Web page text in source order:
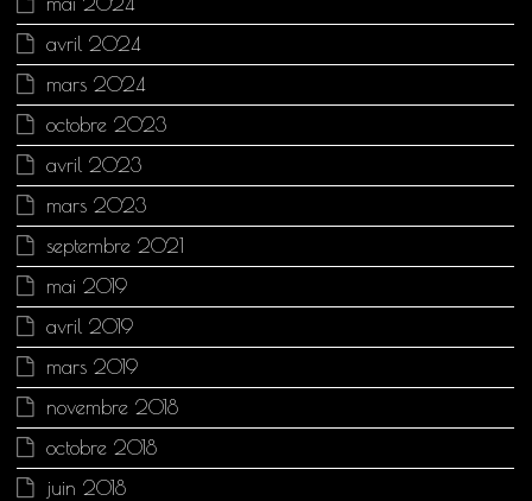
avril 2024
mars 2024
octobre 2023
avril 2023
mars 2023
septembre 2021
mai 2019
avril 2019
mars 2019
novembre 2018
octobre 2018
juin 2018